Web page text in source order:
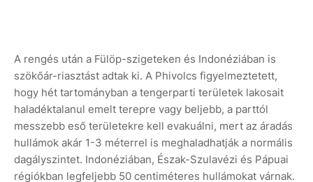
A rengés után a Fülöp-szigeteken és Indonéziában is
szökőár-riasztást adtak ki. A Phivolcs figyelmeztetett,
hogy hét tartományban a tengerparti területek lakosait
haladéktalanul emelt terepre vagy beljebb, a parttól
messzebb eső területekre kell evakuálni, mert az áradás
hullámok akár 1-3 méterrel is meghaladhatják a normális
dagályszintet. Indonéziában, Észak-Szulavézi és Pápuai
régiókban legfeljebb 50 centiméteres hullámokat várnak.